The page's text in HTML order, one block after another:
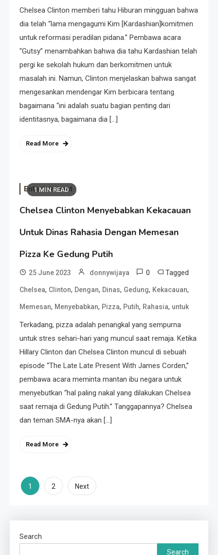
Chelsea Clinton memberi tahu Hiburan mingguan bahwa
dia telah “lama mengagumi Kim [Kardashian]komitmen
untuk reformasi peradilan pidana.” Pembawa acara
“Gutsy” menambahkan bahwa dia tahu Kardashian telah
pergi ke sekolah hukum dan berkomitmen untuk
masalah ini. Namun, Clinton menjelaskan bahwa sangat
mengesankan mendengar Kim berbicara tentang
bagaimana “ini adalah suatu bagian penting dari
identitasnya, bagaimana dia […]
Read More
1 MIN READ
Entertainment
Chelsea Clinton Menyebabkan Kekacauan
Untuk Dinas Rahasia Dengan Memesan
Pizza Ke Gedung Putih
25 June 2023 donnywijaya 0 Tagged
Chelsea, Clinton, Dengan, Dinas, Gedung, Kekacauan,
Memesan, Menyebabkan, Pizza, Putih, Rahasia, untuk
Terkadang, pizza adalah penangkal yang sempurna
untuk stres sehari-hari yang muncul saat remaja. Ketika
Hillary Clinton dan Chelsea Clinton muncul di sebuah
episode “The Late Late Present With James Corden,”
pembawa acara meminta mantan ibu negara untuk
menyebutkan “hal paling nakal yang dilakukan Chelsea
saat remaja di Gedung Putih.” Tanggapannya? Chelsea
dan teman SMA-nya akan […]
Read More
Posts
1 2 Next
Search
Search